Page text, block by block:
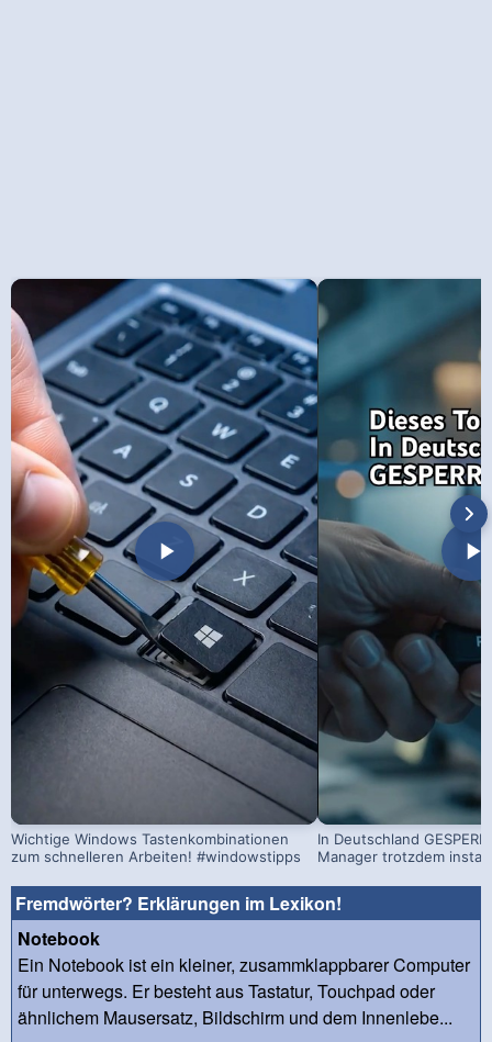
Wichtige Windows Tastenkombinationen
zum schnelleren Arbeiten! #windowstipps
In Deutschland
Manager trotzdem
Fremdwörter? Erklärungen im Lexikon!
Notebook
Ein Notebook ist ein kleiner, zusammklappbarer Computer
für unterwegs. Er besteht aus Tastatur, Touchpad oder
ähnlichem Mausersatz, Bildschirm und dem Innenlebe...